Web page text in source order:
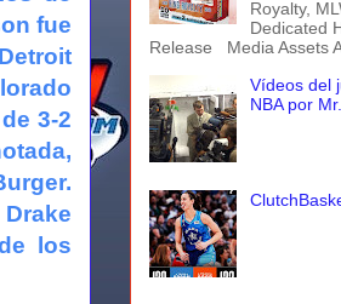
fue
3-2
los
Royalty,
Dedicated
Release Media Assets
Vídeos del
NBA por